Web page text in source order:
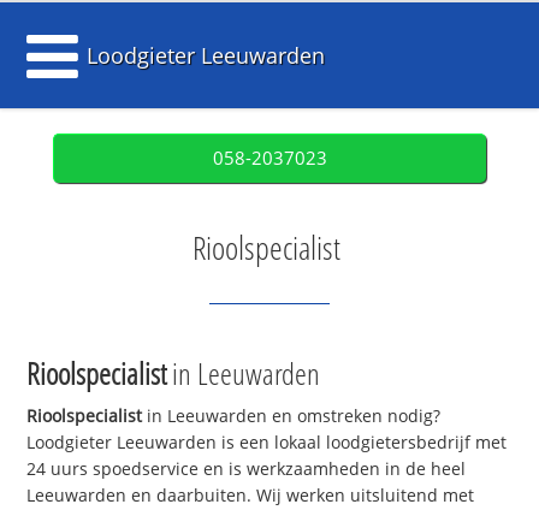
Loodgieter Leeuwarden
058-2037023
Rioolspecialist
Rioolspecialistin Leeuwarden
Rioolspecialistin Leeuwarden en omstreken nodig?
Loodgieter Leeuwarden is een lokaal loodgietersbedrijf met
24 uurs spoedservice en is werkzaamheden in de heel
Leeuwarden en daarbuiten. Wij werken uitsluitend met